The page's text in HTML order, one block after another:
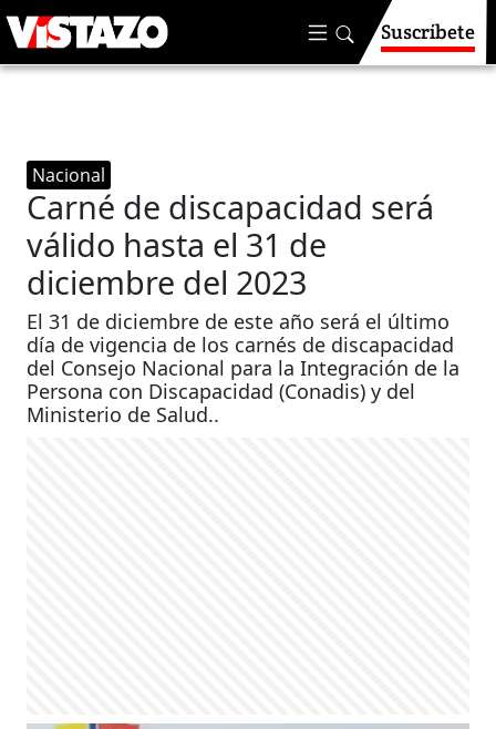
Suscríbete
Nacional
Carné de discapacidad será
válido hasta el 31 de
diciembre del 2023
El 31 de diciembre de este año será el último
día de vigencia de los carnés de discapacidad
del Consejo Nacional para la Integración de la
Persona con Discapacidad (Conadis) y del
Ministerio de Salud..